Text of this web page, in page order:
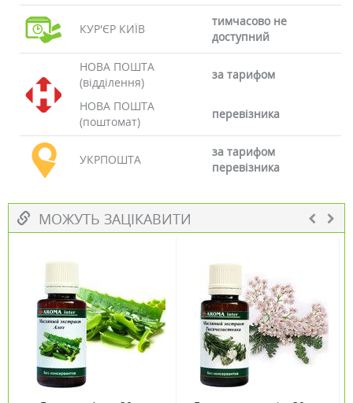
КУР'ЄР КИЇВ
тимчасово не
доступний
НОВА ПОШТА
(відділення)
за тарифом
НОВА ПОШТА
(поштомат)
перевізника
УКРПОШТА
за тарифом
перевізника
МОЖУТЬ ЗАЦІКАВИТИ